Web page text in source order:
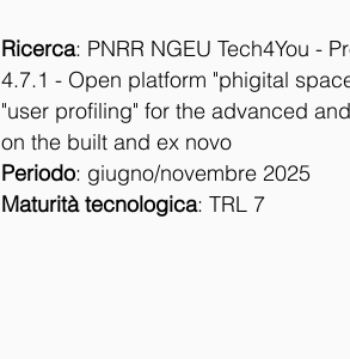
Ricerca: PNRR NGEU Tech4You -
4.7.1 - Open platform "phigital
"user profiling" for the advanced
on the built and ex novo
Periodo: giugno/novembre 2025
Maturità tecnologica: TRL 7